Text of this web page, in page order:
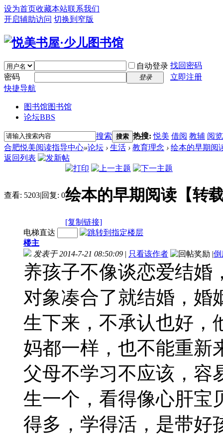
设为首页收藏本站联系我们
开启辅助访问 切换到窄版
自动登录 找回密码
密码
登录
立即注册
快捷导航
图书馆图书馆
论坛BBS
搜索 搜索 热搜:悦美 借阅 教辅 阅览
合肥悦美阅读指导中心»论坛 › 生活 › 教育理念 › 绘本的早期阅
返回列表
查看: 5203|回复: 0绘本的早期阅读【转
[复制链接]
电梯直达
楼主
发表于 2014-7-21 08:50:09 | 只看该作者 |倒
养孩子不像谈恋爱结婚
对象凑合了就结婚，婚
生下来，不承认也好，
妈都一样，也不能重新
父母不学习不应该，容
生一个，看得像心肝宝
得多，学得活，是带好